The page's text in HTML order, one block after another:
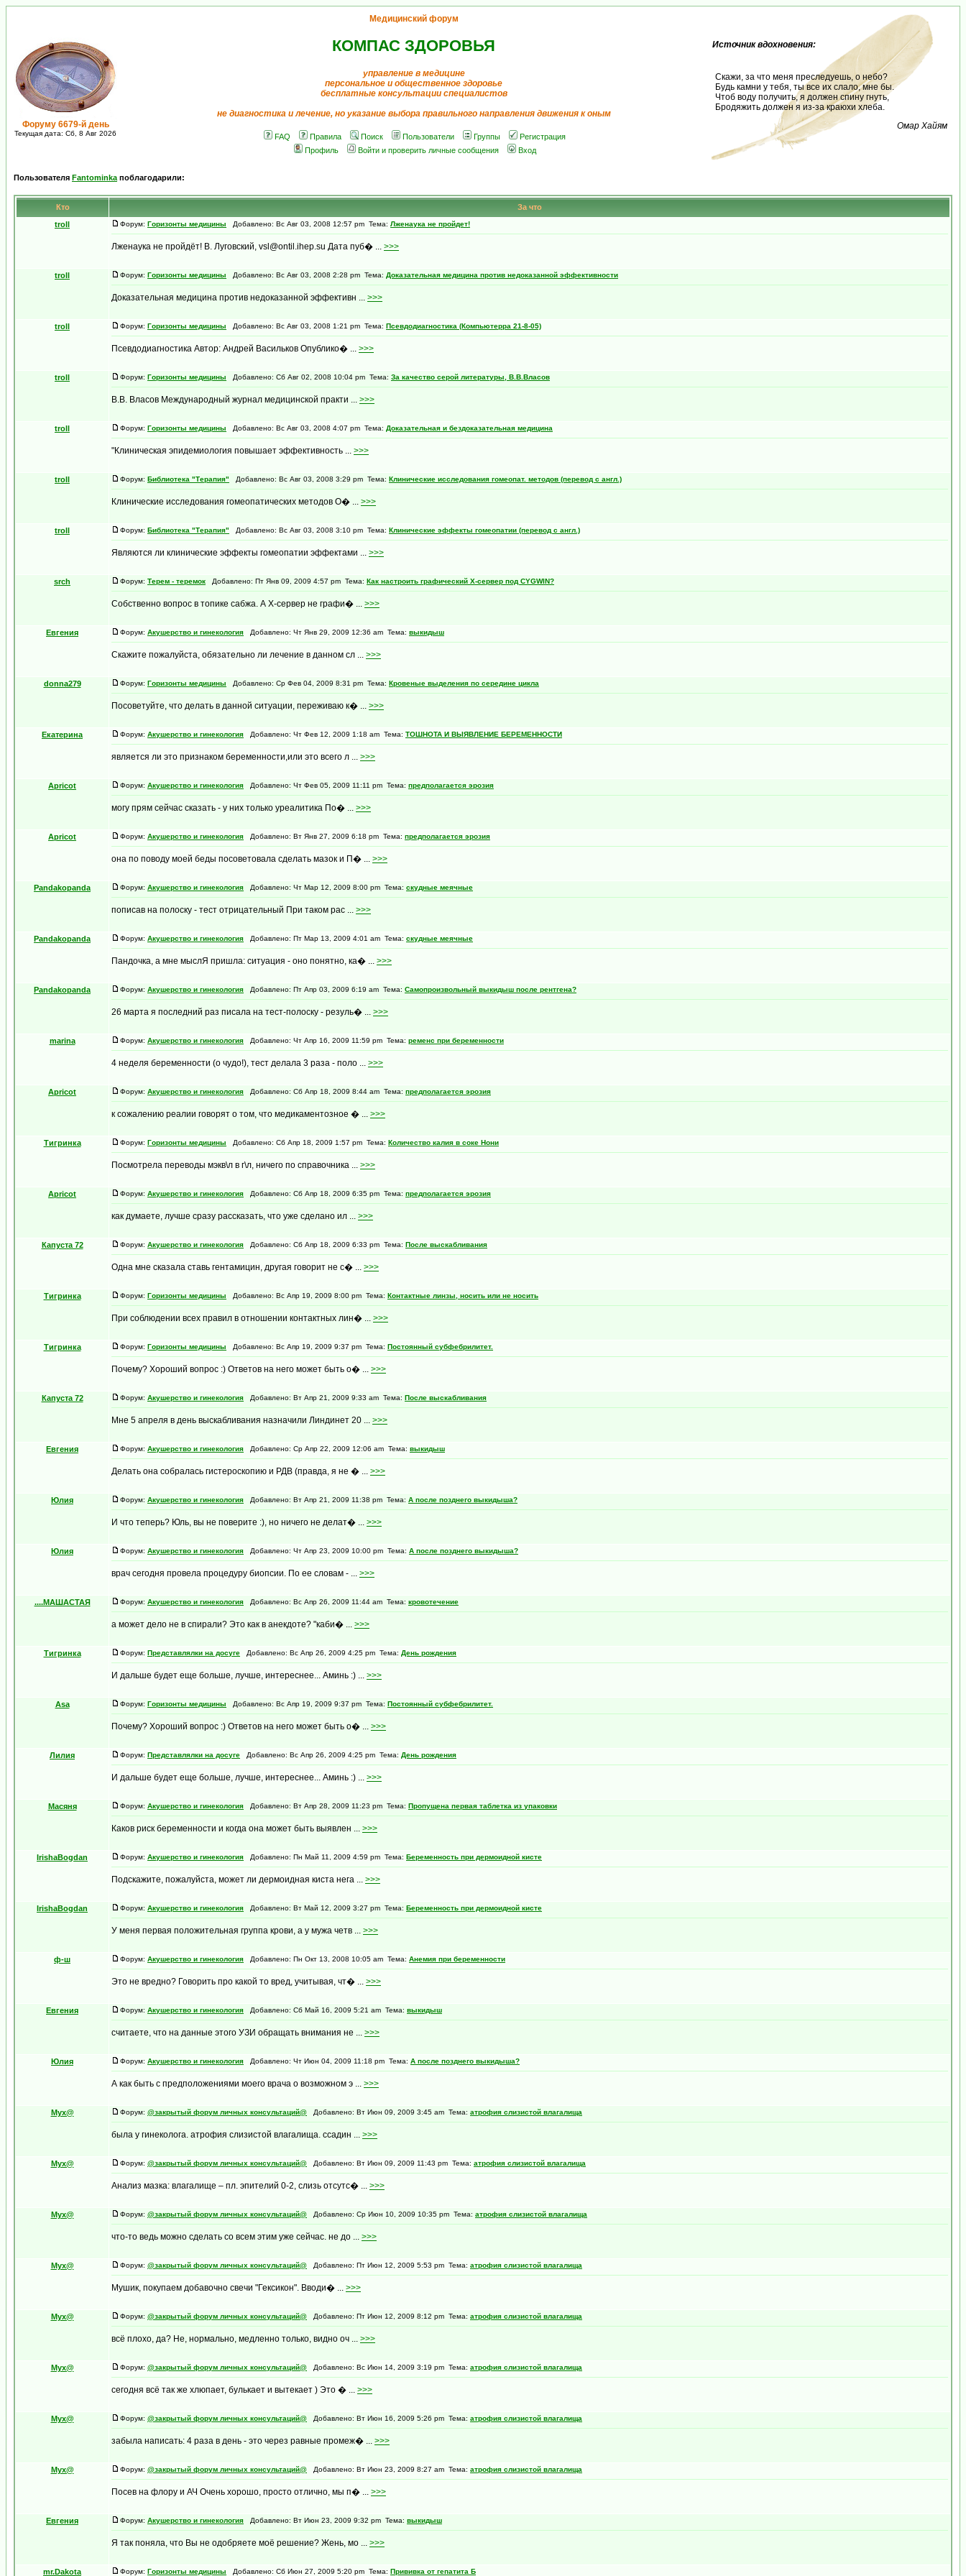
Форуму 6679-й день
Текущая дата: Сб, 8 Авг 2026
Медицинский форум
КОМПАС ЗДОРОВЬЯ
управление в медицине
персональное и общественное здоровье
бесплатные консультации специалистов
не диагностика и лечение, но указание выбора правильного направления движения к оным
FAQ Правила Поиск Пользователи Группы
Регистрация
Профиль
Войти и проверить личные сообщения Вход
Источник вдохновения:
Скажи, за что меня преследуешь, о небо?
Будь камни у тебя, ты все их слало, мне бы.
Чтоб воду получить, я должен спину гнуть,
Бродяжить должен я из-за краюхи хлеба.
Омар Хайям
Пользователя Fantominka поблагодарили:
Кто
За что
troll
Форум: Горизонты медицины Добавлено: Вс Авг 03, 2008 12:57 pm Тема: Лженаука не пройдет!
Лженаука не пройдёт! В. Луговский, vsl@ontil.ihep.su Дата пуб� ... >>>
troll Форум: Горизонты медицины Добавлено: Вс Авг 03, 2008 2:28 pm Тема: Доказательная медицина против недоказанной эффективности
Доказательная медицина против недоказанной эффективн ... >>>
troll Форум: Горизонты медицины Добавлено: Вс Авг 03, 2008 1:21 pm Тема: Псевдодиагностика (Компьютерра 21-8-05)
Псевдодиагностика Автор: Андрей Васильков Опублико� ... >>>
troll Форум: Горизонты медицины Добавлено: Сб Авг 02, 2008 10:04 pm Тема: За качество серой литературы, В.В.Власов
В.В. Власов Международный журнал медицинской практи ... >>>
troll Форум: Горизонты медицины Добавлено: Вс Авг 03, 2008 4:07 pm Тема: Доказательная и бездоказательная медицина
"Клиническая эпидемиология повышает эффективность ... >>>
troll Форум: Библиотека "Терапия" Добавлено: Вс Авг 03, 2008 3:29 pm Тема: Клинические исследования гомеопат. методов (перевод с англ.)
Клинические исследования гомеопатических методов О� ... >>>
troll Форум: Библиотека "Терапия" Добавлено: Вс Авг 03, 2008 3:10 pm Тема: Клинические эффекты гомеопатии (перевод с англ.)
Являются ли клинические эффекты гомеопатии эффектами ... >>>
srch Форум: Терем - теремок Добавлено: Пт Янв 09, 2009 4:57 pm Тема: Как настроить графический X-сервер под CYGWIN?
Собственно вопрос в топике сабжа. А X-сервер не графи� ... >>>
Евгения Форум: Акушерство и гинекология Добавлено: Чт Янв 29, 2009 12:36 am Тема: выкидыш
Скажите пожалуйста, обязательно ли лечение в данном сл ... >>>
donna279 Форум: Горизонты медицины Добавлено: Ср Фев 04, 2009 8:31 pm Тема: Кровеные выделения по середине цикла
Посоветуйте, что делать в данной ситуации, переживаю к� ... >>>
Екатерина Форум: Акушерство и гинекология Добавлено: Чт Фев 12, 2009 1:18 am Тема: ТОШНОТА И ВЫЯВЛЕНИЕ БЕРЕМЕННОСТИ
является ли это признаком беременности,или это всего л ... >>>
Apricot Форум: Акушерство и гинекология Добавлено: Чт Фев 05, 2009 11:11 pm Тема: предполагается эрозия
могу прям сейчас сказать - у них только уреалитика По� ... >>>
Apricot Форум: Акушерство и гинекология Добавлено: Вт Янв 27, 2009 6:18 pm Тема: предполагается эрозия
она по поводу моей беды посоветовала сделать мазок и П� ... >>>
Pandakopanda Форум: Акушерство и гинекология Добавлено: Чт Мар 12, 2009 8:00 pm Тема: скудные меячные
пописав на полоску - тест отрицательный При таком рас ... >>>
Pandakopanda Форум: Акушерство и гинекология Добавлено: Пт Мар 13, 2009 4:01 am Тема: скудные меячные
Пандочка, а мне мыслЯ пришла: ситуация - оно понятно, ка� ... >>>
Pandakopanda Форум: Акушерство и гинекология Добавлено: Пт Апр 03, 2009 6:19 am Тема: Самопроизвольный выкидыш после рентгена?
26 марта я последний раз писала на тест-полоску - резуль� ... >>>
marina Форум: Акушерство и гинекология Добавлено: Чт Апр 16, 2009 11:59 pm Тема: ременс при беременности
4 неделя беременности (о чудо!), тест делала 3 раза - поло ... >>>
Apricot Форум: Акушерство и гинекология Добавлено: Сб Апр 18, 2009 8:44 am Тема: предполагается эрозия
к сожалению реалии говорят о том, что медикаментозное � ... >>>
Тигринка Форум: Горизонты медицины Добавлено: Сб Апр 18, 2009 1:57 pm Тема: Количество калия в соке Нони
Посмотрела переводы мэкв\л в г\л, ничего по справочника ... >>>
Apricot Форум: Акушерство и гинекология Добавлено: Сб Апр 18, 2009 6:35 pm Тема: предполагается эрозия
как думаете, лучше сразу рассказать, что уже сделано ил ... >>>
Капуста 72 Форум: Акушерство и гинекология Добавлено: Сб Апр 18, 2009 6:33 pm Тема: После выскабливания
Одна мне сказала ставь гентамицин, другая говорит не с� ... >>>
Тигринка Форум: Горизонты медицины Добавлено: Вс Апр 19, 2009 8:00 pm Тема: Контактные линзы, носить или не носить
При соблюдении всех правил в отношении контактных лин� ... >>>
Тигринка Форум: Горизонты медицины Добавлено: Вс Апр 19, 2009 9:37 pm Тема: Постоянный субфебрилитет.
Почему? Хороший вопрос :) Ответов на него может быть о� ... >>>
Капуста 72 Форум: Акушерство и гинекология Добавлено: Вт Апр 21, 2009 9:33 am Тема: После выскабливания
Мне 5 апреля в день выскабливания назначили Линдинет 20 ... >>>
Евгения Форум: Акушерство и гинекология Добавлено: Ср Апр 22, 2009 12:06 am Тема: выкидыш
Делать она собралась гистероскопию и РДВ (правда, я не � ... >>>
Юлия Форум: Акушерство и гинекология Добавлено: Вт Апр 21, 2009 11:38 pm Тема: А после позднего выкидыша?
И что теперь? Юль, вы не поверите :), но ничего не делат� ... >>>
Юлия Форум: Акушерство и гинекология Добавлено: Чт Апр 23, 2009 10:00 pm Тема: А после позднего выкидыша?
врач сегодня провела процедуру биопсии. По ее словам - ... >>>
....МАШАСТАЯ Форум: Акушерство и гинекология Добавлено: Вс Апр 26, 2009 11:44 am Тема: кровотечение
а может дело не в спирали? Это как в анекдоте? "каби� ... >>>
Тигринка Форум: Представлялки на досуге Добавлено: Вс Апр 26, 2009 4:25 pm Тема: День рождения
И дальше будет еще больше, лучше, интереснее... Аминь :) ... >>>
Asa Форум: Горизонты медицины Добавлено: Вс Апр 19, 2009 9:37 pm Тема: Постоянный субфебрилитет.
Почему? Хороший вопрос :) Ответов на него может быть о� ... >>>
Лилия Форум: Представлялки на досуге Добавлено: Вс Апр 26, 2009 4:25 pm Тема: День рождения
И дальше будет еще больше, лучше, интереснее... Аминь :) ... >>>
Масяня Форум: Акушерство и гинекология Добавлено: Вт Апр 28, 2009 11:23 pm Тема: Пропущена первая таблетка из упаковки
Каков риск беременности и когда она может быть выявлен ... >>>
IrishaBogdan Форум: Акушерство и гинекология Добавлено: Пн Май 11, 2009 4:59 pm Тема: Беременность при дермоидной кисте
Подскажите, пожалуйста, может ли дермоидная киста нега ... >>>
IrishaBogdan Форум: Акушерство и гинекология Добавлено: Вт Май 12, 2009 3:27 pm Тема: Беременность при дермоидной кисте
У меня первая положительная группа крови, а у мужа четв ... >>>
ф-ш Форум: Акушерство и гинекология Добавлено: Пн Окт 13, 2008 10:05 am Тема: Анемия при беременности
Это не вредно? Говорить про какой то вред, учитывая, чт� ... >>>
Евгения Форум: Акушерство и гинекология Добавлено: Сб Май 16, 2009 5:21 am Тема: выкидыш
считаете, что на данные этого УЗИ обращать внимания не ... >>>
Юлия Форум: Акушерство и гинекология Добавлено: Чт Июн 04, 2009 11:18 pm Тема: А после позднего выкидыша?
А как быть с предположениями моего врача о возможном э ... >>>
Myx@ Форум: @закрытый форум личных консультаций@ Добавлено: Вт Июн 09, 2009 3:45 am Тема: атрофия слизистой влагалища
была у гинеколога. атрофия слизистой влагалища. ссадин ... >>>
Myx@ Форум: @закрытый форум личных консультаций@ Добавлено: Вт Июн 09, 2009 11:43 pm Тема: атрофия слизистой влагалища
Анализ мазка: влагалище – пл. эпителий 0-2, слизь отсутс� ... >>>
Myx@ Форум: @закрытый форум личных консультаций@ Добавлено: Ср Июн 10, 2009 10:35 pm Тема: атрофия слизистой влагалища
что-то ведь можно сделать со всем этим уже сейчас. не до ... >>>
Myx@ Форум: @закрытый форум личных консультаций@ Добавлено: Пт Июн 12, 2009 5:53 pm Тема: атрофия слизистой влагалища
Мушик, покупаем добавочно свечи "Гексикон". Вводи� ... >>>
Myx@ Форум: @закрытый форум личных консультаций@ Добавлено: Пт Июн 12, 2009 8:12 pm Тема: атрофия слизистой влагалища
всё плохо, да? Не, нормально, медленно только, видно оч ... >>>
Myx@ Форум: @закрытый форум личных консультаций@ Добавлено: Вс Июн 14, 2009 3:19 pm Тема: атрофия слизистой влагалища
сегодня всё так же хлюпает, булькает и вытекает ) Это � ... >>>
Myx@ Форум: @закрытый форум личных консультаций@ Добавлено: Вт Июн 16, 2009 5:26 pm Тема: атрофия слизистой влагалища
забыла написать: 4 раза в день - это через равные промеж� ... >>>
Myx@ Форум: @закрытый форум личных консультаций@ Добавлено: Вт Июн 23, 2009 8:27 am Тема: атрофия слизистой влагалища
Посев на флору и АЧ Очень хорошо, просто отлично, мы п� ... >>>
Евгения Форум: Акушерство и гинекология Добавлено: Вт Июн 23, 2009 9:32 pm Тема: выкидыш
Я так поняла, что Вы не одобряете моё решение? Жень, мо ... >>>
mr.Dakota Форум: Горизонты медицины Добавлено: Сб Июн 27, 2009 5:20 pm Тема: Прививка от гепатита Б